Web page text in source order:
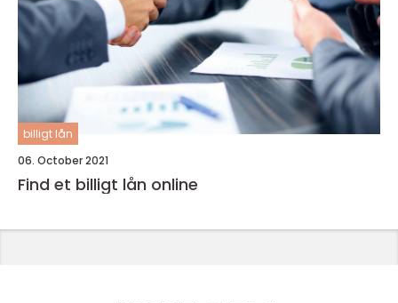
billigt lån
06. October 2021
Find et billigt lån online